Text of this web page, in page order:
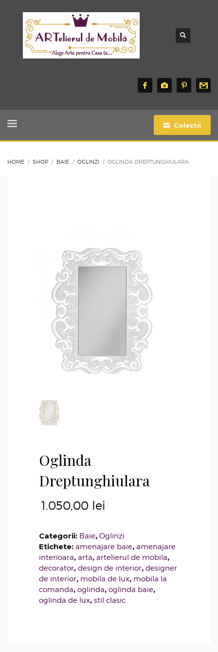
Colectii
HOME SHOP BAIE OGLINZI OGLINDA DREPTUNGHIULARA
Oglinda
Dreptunghiulara
1.050,00 lei
Categorii: Baie, Oglinzi
Etichete: amenajare baie, amenajare
interioara, arta, artelierul de mobila,
decorator, design de interior, designer
de interior, mobila de lux, mobila la
comanda, oglinda, oglinda baie,
oglinda de lux, stil clasic